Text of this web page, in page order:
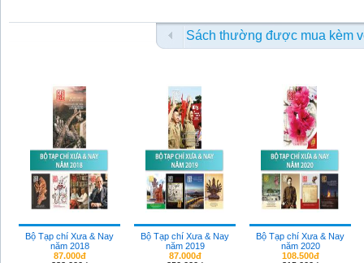
Sách thường được mua kèm
Bộ Tạp chí Xưa & Nay
năm 2018
87.000đ
Bộ Tạp chí Xưa & Nay
năm 2019
87.000đ
Bộ Tạp chí Xưa & Nay
năm 2020
108.500đ